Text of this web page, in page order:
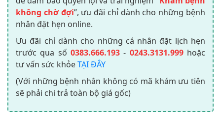
không chờ đợi”, ưu đãi chỉ dành cho những bệnh
nhân đặt hẹn online.
Ưu đãi chỉ dành cho những cá nhân đặt lịch hẹn
trước qua số 0383.666.193 - 0243.3131.999hoặc
tư vấn sức khỏeTẠI ĐÂY
(Với những bệnh nhân không có mã khám ưu tiên
sẽ phải chi trả toàn bộ giá gốc)